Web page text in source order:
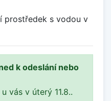
prostředek s vodou v
k odeslání nebo
vás v úterý 11.8..